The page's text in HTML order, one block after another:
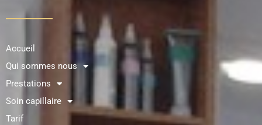
Accueil
Qui sommes nous
Prestations
Soin capillaire
Tarif